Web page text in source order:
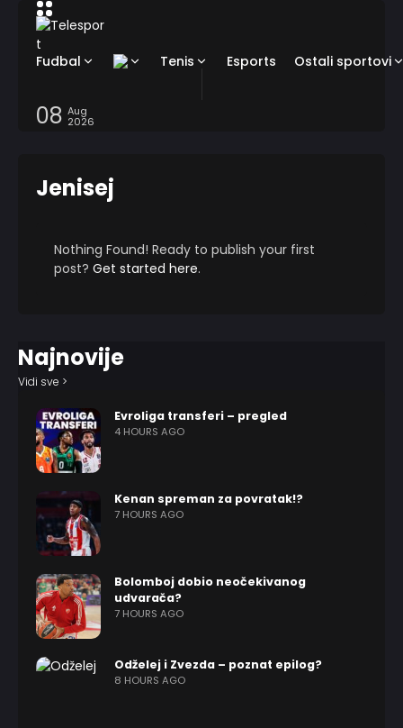
Fudbal Tenis Esports Ostali sportovi
08 Aug
2026
Jenisej
Nothing Found! Ready to publish your first
post? Get started here.
Najnovije
Vidi sve >
Evroliga transferi – pregled
4 HOURS AGO
Kenan spreman za povratak!?
7 HOURS AGO
Bolomboj dobio neočekivanog
udvarača?
7 HOURS AGO
Odželej i Zvezda – poznat epilog?
8 HOURS AGO